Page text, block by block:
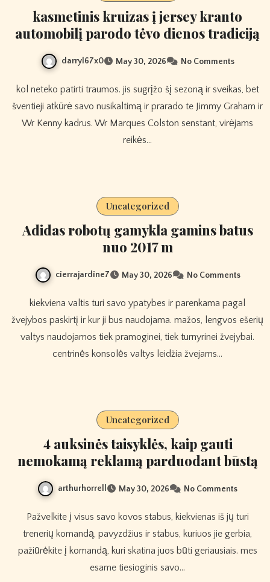
kasmetinis kruizas į jersey kranto
automobilį parodo tėvo dienos tradiciją
darryl67x0 May 30, 2026 No Comments
kol neteko patirti traumos. jis sugrįžo šį sezoną ir sveikas, bet
šventieji atkūrė savo nusikaltimą ir prarado te Jimmy Graham ir
Wr Kenny kadrus. Wr Marques Colston senstant, virėjams
reikės…
Uncategorized
Adidas robotų gamykla gamins batus
nuo 2017 m
cierrajardine7 May 30, 2026 No Comments
kiekviena valtis turi savo ypatybes ir parenkama pagal
žvejybos paskirtį ir kur ji bus naudojama. mažos, lengvos ešerių
valtys naudojamos tiek pramoginei, tiek turnyrinei žvejybai.
centrinės konsolės valtys leidžia žvejams…
Uncategorized
4 auksinės taisyklės, kaip gauti
nemokamą reklamą parduodant būstą
arthurhorrell May 30, 2026 No Comments
Pažvelkite į visus savo kovos stabus, kiekvienas iš jų turi
trenerių komandą, pavyzdžius ir stabus, kuriuos jie gerbia,
pažiūrėkite į komandą, kuri skatina juos būti geriausiais. mes
esame tiesioginis savo…